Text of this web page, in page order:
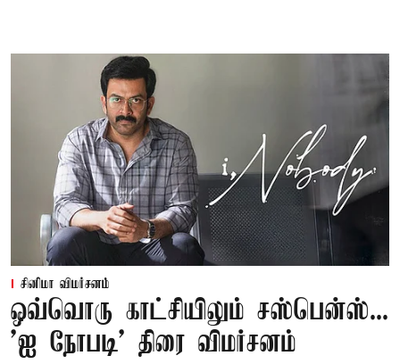
சினிமா விமர்சனம்
ஒவ்வொரு காட்சியிலும் சஸ்பென்ஸ்...
'ஐ நோபடி' திரை விமர்சனம்